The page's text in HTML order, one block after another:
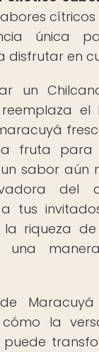
única
en
un
el
fruta para
sabor aún
del
tus
la riqueza
una
la